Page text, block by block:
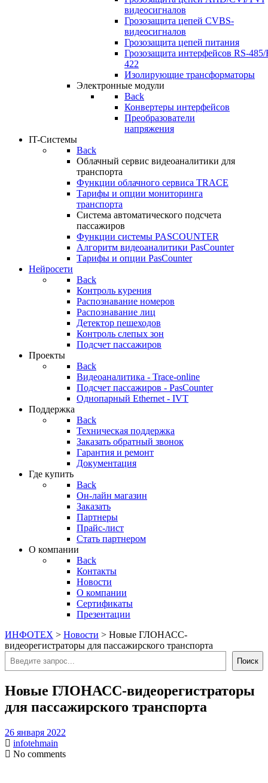
видеосигналов
Грозозащита цепей CVBS-
видеосигналов
Грозозащита цепей питания
Грозозащита интерфейсов RS-485/
422
Изолирующие трансформаторы
Электронные модули
Back
Конвертеры интерфейсов
Преобразователи
напряжения
IT-Системы
Back
Облачный сервис видеоаналитики для
транспорта
Функции облачного сервиса TRACE
Тарифы и опции мониторинга
транспорта
Система автоматического подсчета
пассажиров
Функции системы PASCOUNTER
Алгоритм видеоаналитики PasCounter
Тарифы и опции PasCounter
Нейросети
Back
Контроль курения
Распознавание номеров
Распознавание лиц
Детектор пешеходов
Контроль слепых зон
Подсчет пассажиров
Проекты
Back
Видеоаналитика - Trace-online
Подсчет пассажиров - PasCounter
Однопарный Ethernet - IVT
Поддержка
Back
Техническая поддержка
Заказать обратный звонок
Гарантия и ремонт
Документация
Где купить
Back
Он-лайн магазин
Заказать
Партнеры
Прайс-лист
Стать партнером
О компании
Back
Контакты
Новости
О компании
Сертификаты
Презентации
ИНФОТЕХ > Новости > Новые ГЛОНАСС-
видеорегистраторы для пассажирского транспорта
Поиск
Поиск
Новые ГЛОНАСС-видеорегистраторы
для пассажирского транспорта
26 января 2022
infotehmain
No comments